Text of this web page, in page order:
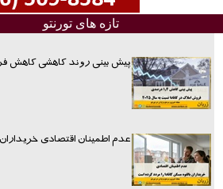
تازه های تورنتو
پیش بینی روند کاهشی کاهش
عدم اطمینان اقتصادی